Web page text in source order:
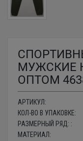
МУЖСКИЕ
ОПТОМ
АРТИКУЛ:
КОЛ-ВО В УПАКОВКЕ:
РАЗМЕРНЫЙ РЯД: :
МАТЕРИАЛ: